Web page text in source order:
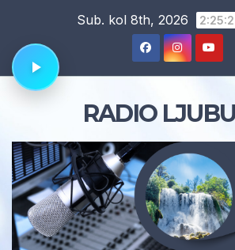
content
Sub. kol 8th, 2026
RADIO